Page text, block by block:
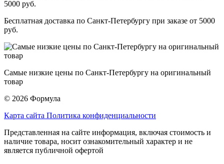
Бесплатная доставка по Санкт-Петербургу при заказе от 5000
руб.
Самые низкие цены по Санкт-Петербургу на оригинальный
товар
© 2026 Формула
Карта сайта Политика конфиденциальности
Представленная на сайте информация, включая стоимость и
наличие товара, носит ознакомительный характер и не
является публичной офертой